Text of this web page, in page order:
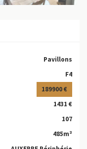
Pavillons
F4
189900 €
1431 €
107
485m²